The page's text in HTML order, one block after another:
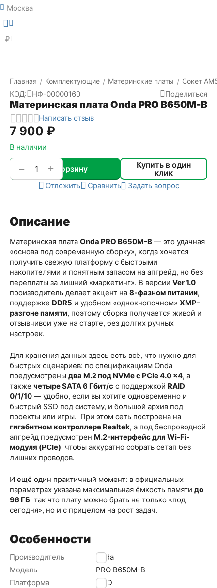
Москва
₽
Главная / Комплектующие / Материнские платы / Сокет
КОД: НФ-00000160 Поделиться
Материнская плата Onda PRO B650M-B
Написать отзыв
7 900 ₽
В наличии
+
− В корзину
Купить в один
клик
Отложить Сравнить Задать вопрос
Описание
Материнская плата Onda PRO B650M-B — это удачная
«основа под современную сборку», когда хочется
получить свежую платформу с быстрыми
накопителями и понятным запасом на апгрейд, но без
переплаты за лишний «маркетинг». В версии Ver 1.0
производитель делает акцент на 8-фазном питании,
поддержке DDR5 и удобном «однокнопочном» XMP-
разгоне памяти, поэтому сборка получается живой и
отзывчивой уже на старте, без долгих ручных
настроек.
Для хранения данных здесь есть всё, что нужно для
быстрых сценариев: по спецификациям Onda
предусмотрены два M.2 под NVMe с PCIe 4.0 x4, а
также четыре SATA 6 Гбит/с с поддержкой RAID
0/1/10 — удобно, если вы хотите одновременно и
быстрый SSD под систему, и большой архив под
проекты или игры. При этом сеть построена на
гигабитном контроллере Realtek, а под беспроводной
апгрейд предусмотрен M.2-интерфейс для Wi-Fi-
модуля (PCIe), чтобы аккуратно собрать сетап без
лишних проводов.
И ещё один практичный момент: в официальных
параметрах указана максимальная ёмкость памяти до
96 ГБ, так что плату можно брать не только «под
сегодня», но и с прицелом на рост задач.
Особенности
Производитель
Onda
Модель
PRO B650M-B
Платформа
AMD